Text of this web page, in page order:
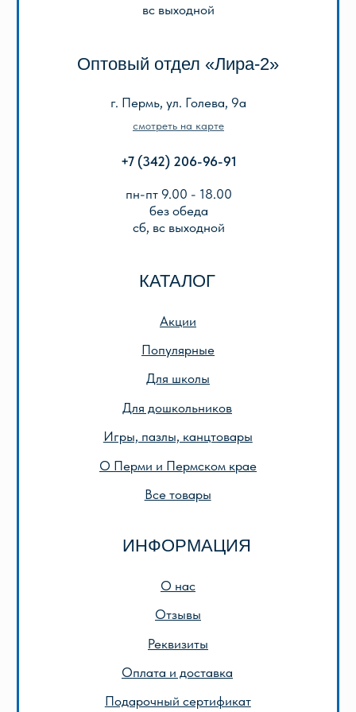
ООО «Лира-2»
ОГРН 1025901223622
Публичная оферта
Политика конфиденциальности
© 2013-2024 ООО «Лира-2»
Описание игр